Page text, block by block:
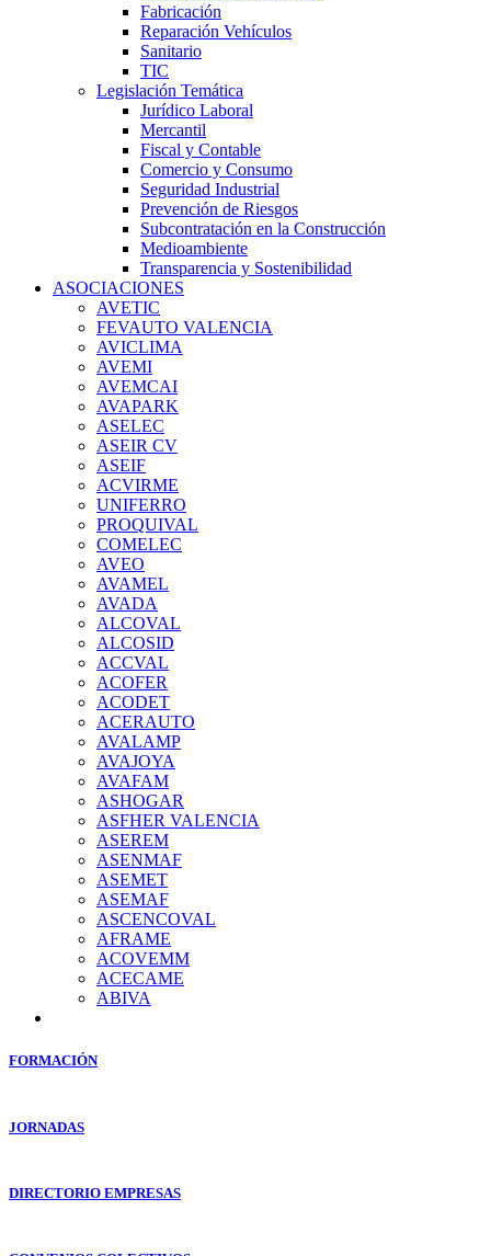
Fabricación
Reparación Vehículos
Sanitario
TIC
Legislación Temática
Jurídico Laboral
Mercantil
Fiscal y Contable
Comercio y Consumo
Seguridad Industrial
Prevención de Riesgos
Subcontratación en la Construcción
Medioambiente
Transparencia y Sostenibilidad
ASOCIACIONES
AVETIC
FEVAUTO VALENCIA
AVICLIMA
AVEMI
AVEMCAI
AVAPARK
ASELEC
ASEIR CV
ASEIF
ACVIRME
UNIFERRO
PROQUIVAL
COMELEC
AVEO
AVAMEL
AVADA
ALCOVAL
ALCOSID
ACCVAL
ACOFER
ACODET
ACERAUTO
AVALAMP
AVAJOYA
AVAFAM
ASHOGAR
ASFHER VALENCIA
ASEREM
ASENMAF
ASEMET
ASEMAF
ASCENCOVAL
AFRAME
ACOVEMM
ACECAME
ABIVA
FORMACIÓN
JORNADAS
DIRECTORIO EMPRESAS